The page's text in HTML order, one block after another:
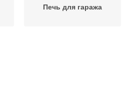
Печь для гаража